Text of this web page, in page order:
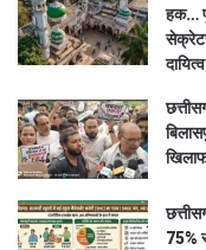
हक…
75%